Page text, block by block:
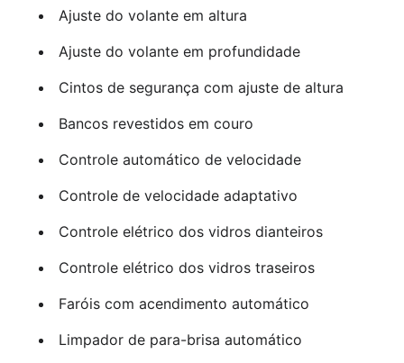
Ajuste do volante em altura
Ajuste do volante em profundidade
Cintos de segurança com ajuste de altura
Bancos revestidos em couro
Controle automático de velocidade
Controle de velocidade adaptativo
Controle elétrico dos vidros dianteiros
Controle elétrico dos vidros traseiros
Faróis com acendimento automático
Limpador de para-brisa automático